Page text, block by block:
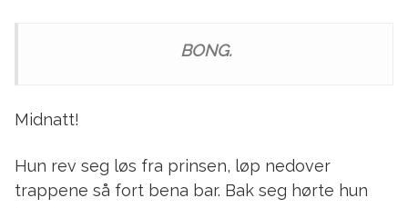
BONG.
Midnatt!
Hun rev seg løs fra prinsen, løp nedover
trappene så fort bena bar. Bak seg hørte hun